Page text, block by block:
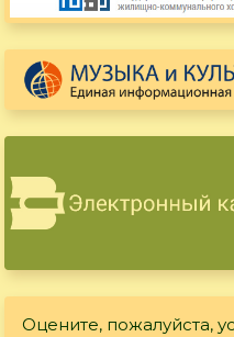
Оцените, пожалуйста,